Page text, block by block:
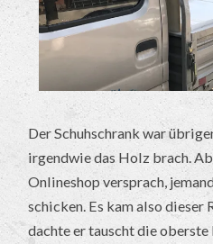
Der Schuhschrank war
irgendwie das Holz brach.
Onlineshop versprach,
schicken. Es kam also dieser
dachte er tauscht die